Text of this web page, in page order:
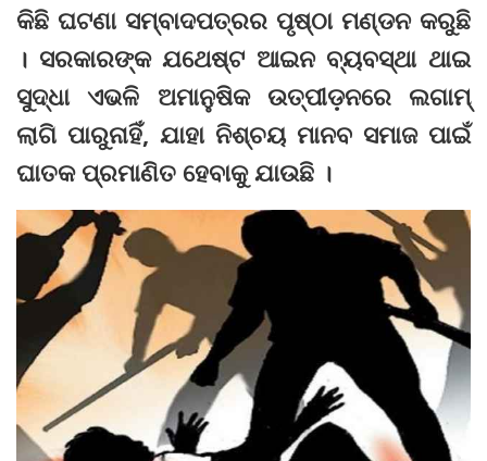
କିଛି ଘଟଣା ସମ୍ବାଦପତ୍ରର ପୃଷ୍ଠା ମଣ୍ଡନ କରୁଛି
। ସରକାରଙ୍କ ଯଥେଷ୍ଟ ଆଇନ ବ୍ୟବସ୍ଥା ଥାଇ
ସୁଦ୍ଧା ଏଭଳି ଅମାନୁଷିକ ଉତ୍ପୀଡ଼ନରେ ଲଗାମ୍‌
ଲାଗି ପାରୁନାହିଁ, ଯାହା ନିଶ୍ଚୟ ମାନବ ସମାଜ ପାଇଁ
ଘାତକ ପ୍ରମାଣିତ ହେବାକୁ ଯାଉଛି ।